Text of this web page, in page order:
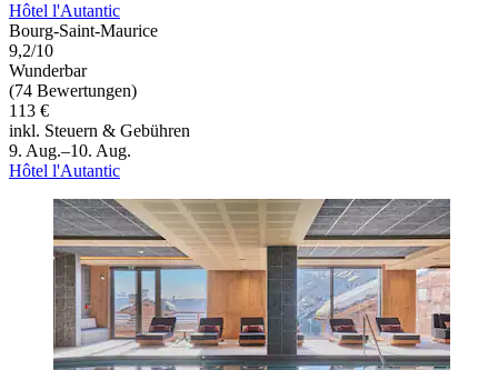
Hôtel l'Autantic
Bourg-Saint-Maurice
9,2/10
Wunderbar
(74 Bewertungen)
113 €
inkl. Steuern & Gebühren
9. Aug.–10. Aug.
Hôtel l'Autantic